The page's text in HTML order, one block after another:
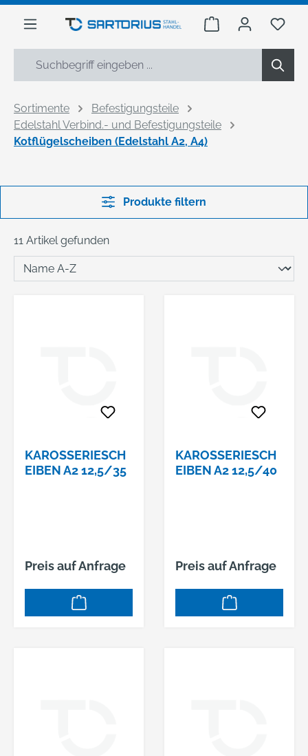
springen
Warenkorb Du
Sortimente
Befestigungsteile
Edelstahl Verbind.- und Befestigungsteile
Kotflügelscheiben (Edelstahl A2, A4)
Produkte filtern
11 Artikel gefunden
KAROSSERIESCH
EIBEN A2 12,5/35
Preis auf Anfrage
KAROSSERIESCH
EIBEN A2 12,5/40
Preis auf Anfrage